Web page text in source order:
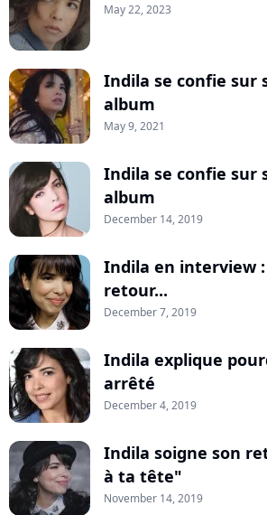
May 22, 2023
Indila se confie sur
album
May 9, 2021
Indila se confie sur
album
December 14, 2019
Indila en interview :
retour...
December 7, 2019
Indila explique
arrêté
December 4, 2019
Indila soigne son
à ta tête"
November 14, 2019